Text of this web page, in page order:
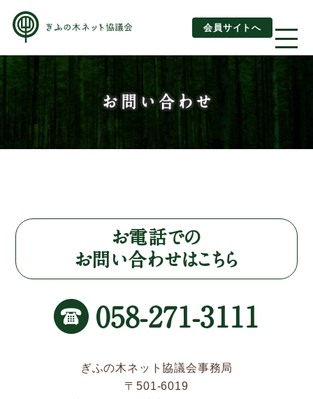
会員サイトへ
About us
ぎふの木ネットとは
はじめてご利用されるお客様へ
運営団体情報
新着情報
Service
お問い合わせ
お電話での
お問い合わせはこちら
058-271-3111
ぎふの木ネット協議会事務局
〒501-6019